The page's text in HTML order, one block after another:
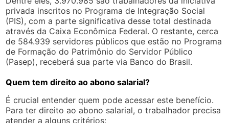
privada inscritos no Programa de Integração Social
(PIS), com a parte significativa desse total destinada
através da Caixa Econômica Federal. O restante, cerca
de 584.939 servidores públicos que estão no Programa
de Formação do Patrimônio do Servidor Público
(Pasep), receberá sua parte via Banco do Brasil.
Quem tem direito ao abono salarial?
É crucial entender quem pode acessar este benefício.
Para ter direito ao abono salarial, o trabalhador precisa
atender a alguns critérios: